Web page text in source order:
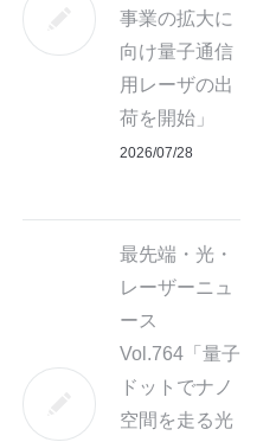
事業の拡大に
向け量子通信
用レーザの出
荷を開始」
2026/07/28
最先端・光・
レーザーニュ
ース
Vol.764「量子
ドットでナノ
空間を走る光